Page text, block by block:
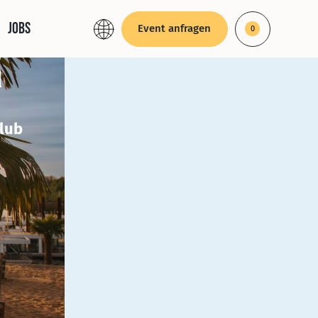
Jobs Event anfragen 0